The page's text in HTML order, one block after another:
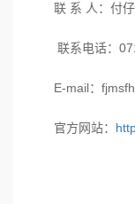
联 系 人：付仔
联系电话：
E-mail：
官方网站：